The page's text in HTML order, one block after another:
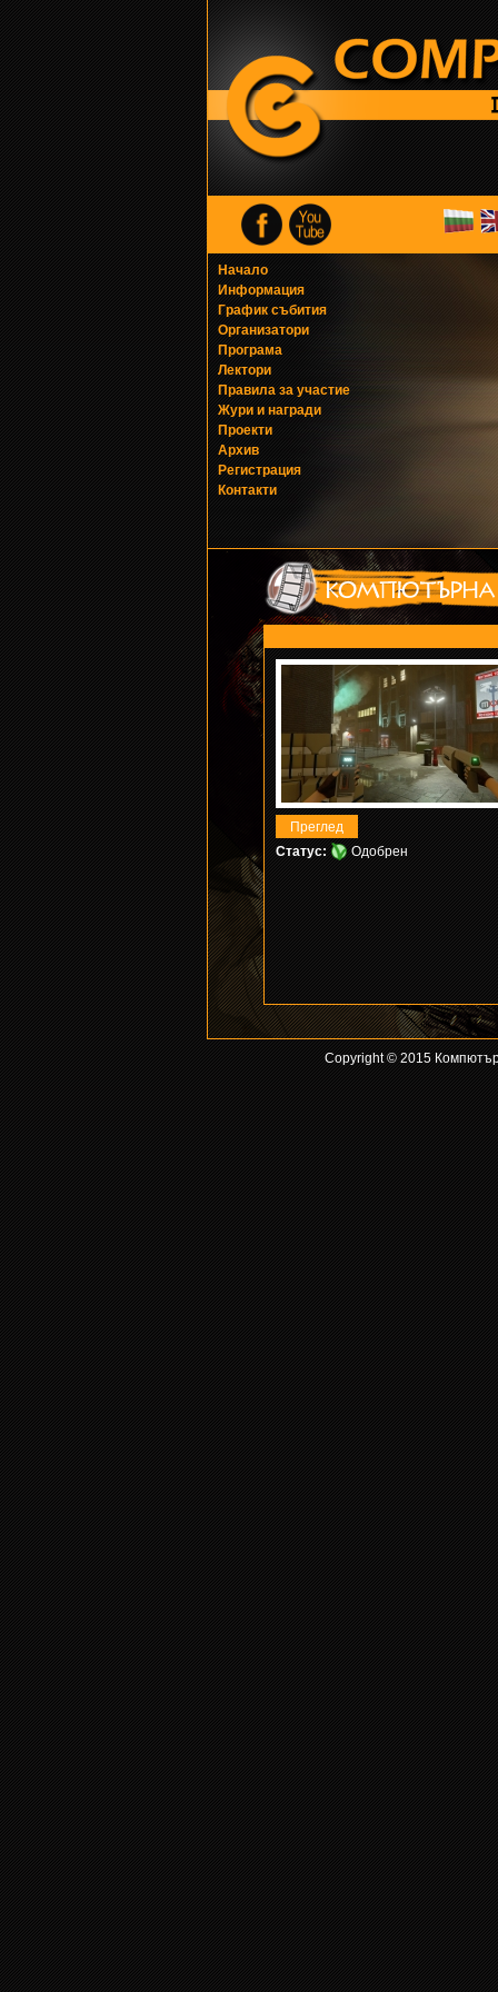
Начало
Информация
График събития
Организатори
Програма
Лектори
Правила за участие
Жури и награди
Проекти
Архив
Регистрация
Контакти
Статус: Одобрен
Copyright © 2015